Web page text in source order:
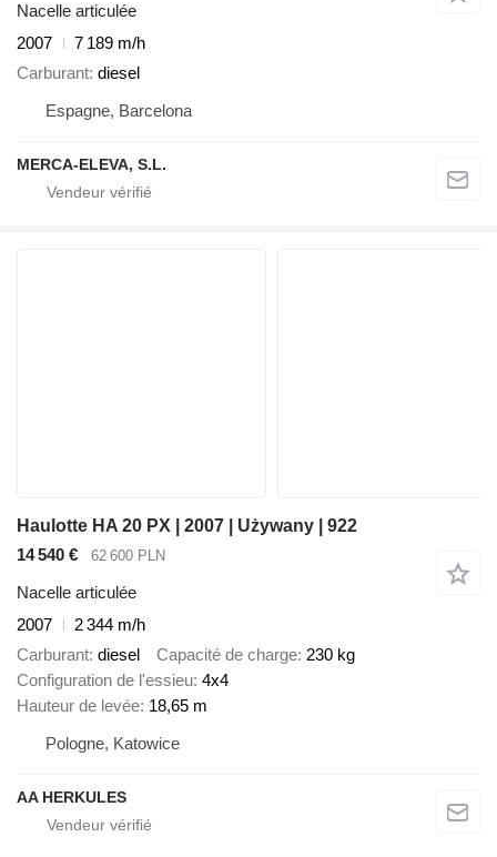
Nacelle articulée
2007
7 189 m/h
Carburant diesel
Espagne, Barcelona
MERCA-ELEVA, S.L.
Haulotte HA 20 PX | 2007 | Używany | 922
14 540 €
62 600 PLN
Nacelle articulée
2007
2 344 m/h
Carburant diesel Capacité de charge 230 kg
Configuration de l'essieu 4x4
Hauteur de levée 18,65 m
Pologne, Katowice
AA HERKULES